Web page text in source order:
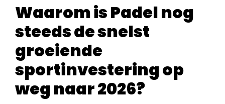
Waarom is Padel nog
steeds de snelst
groeiende
sportinvestering op
weg naar 2026?